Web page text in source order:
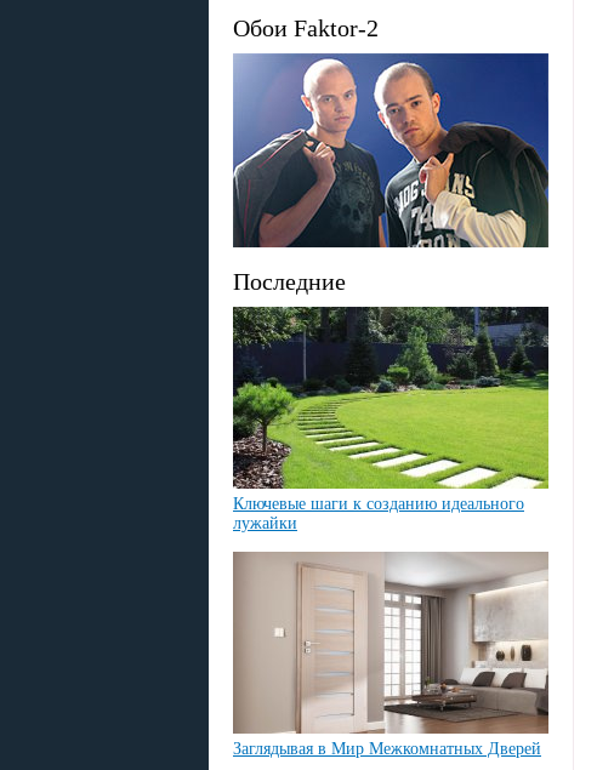
Обои Faktor-2
Последние
Ключевые шаги к созданию идеального
лужайки
Заглядывая в Мир Межкомнатных Дверей